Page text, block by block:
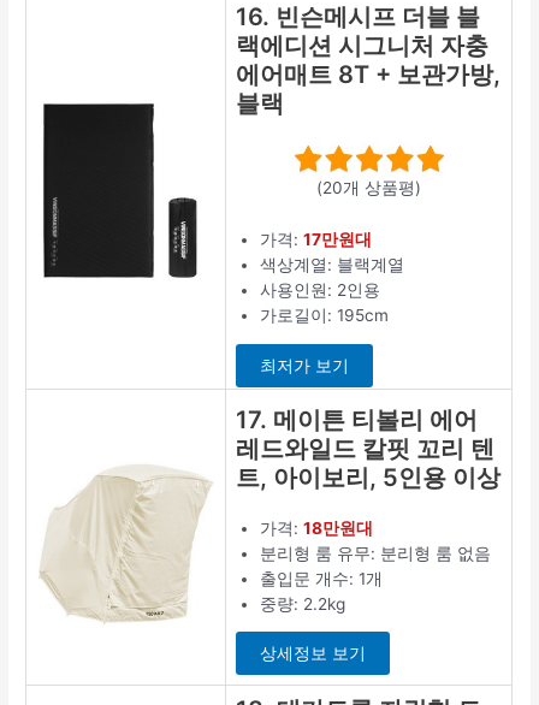
16. 빈슨메시프 더블 블
랙에디션 시그니처 자충
에어매트 8T + 보관가방,
블랙
(20개 상품평)
가격:17만원대
색상계열: 블랙계열
사용인원: 2인용
가로길이: 195cm
최저가 보기
17. 메이튼 티볼리 에어
레드와일드 칼핏 꼬리 텐
트, 아이보리, 5인용 이상
가격:18만원대
분리형 룸 유무: 분리형 룸 없음
출입문 개수: 1개
중량: 2.2kg
상세정보 보기